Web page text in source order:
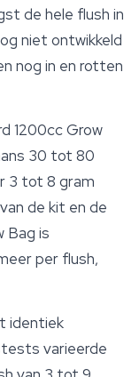
de hele flush in
niet ontwikkeld
nog in en rotten
1200cc Grow
30 tot 80
3 tot 8 gram
de kit en de
Bag is
per flush,
identiek
varieerde